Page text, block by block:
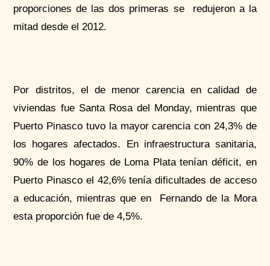
proporciones de las dos primeras se redujeron a la
mitad desde el 2012.
Por distritos, el de menor carencia en calidad de
viviendas fue Santa Rosa del Monday, mientras que
Puerto Pinasco tuvo la mayor carencia con 24,3% de
los hogares afectados. En infraestructura sanitaria,
90% de los hogares de Loma Plata tenían déficit, en
Puerto Pinasco el 42,6% tenía dificultades de acceso
a educación, mientras que en Fernando de la Mora
esta proporción fue de 4,5%.